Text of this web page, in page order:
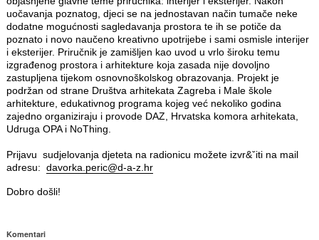
uočavanja poznatog, djeci se na jednostavan način tumače neke
dodatne mogućnosti sagledavanja prostora te ih se potiče da
poznato i novo naučeno kreativno upotrijebe i sami osmisle interijer
i eksterijer. Priručnik je zamišljen kao uvod u vrlo široku temu
izgrađenog prostora i arhitekture koja zasada nije dovoljno
zastupljena tijekom osnovnoškolskog obrazovanja. Projekt je
podržan od strane Društva arhitekata Zagreba i Male škole
arhitekture, edukativnog programa kojeg već nekoliko godina
zajedno organiziraju i provode DAZ, Hrvatska komora arhitekata,
Udruga OPA i NoThing.
Prijavu sudjelovanja djeteta na radionicu možete izvr&ˇiti na mail
adresu: davorka.peric@d-a-z.hr
Dobro došli!
Komentari